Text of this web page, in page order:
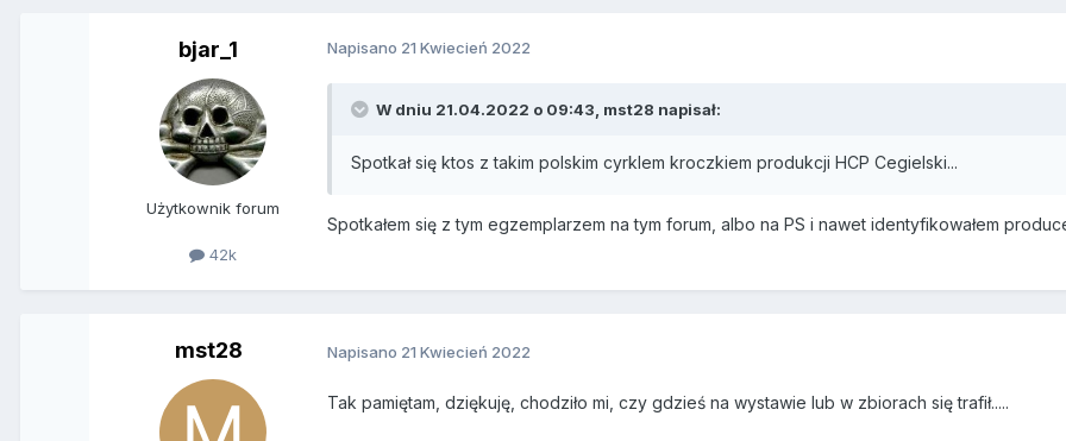
bjar_1
Użytkownik forum
42k
Napisano 21 Kwiecień 2022
W dniu 21.04.2022 o 09:43, mst28 napisał:
Spotkał się ktos z takim polskim cyrklem kroczkiem produkcji HCP Cegielski...
Spotkałem się z tym egzemplarzem na tym forum, albo na PS i nawet identyfikowałem
mst28 Napisano 21 Kwiecień 2022
Tak pamiętam, dziękuję, chodziło mi, czy gdzieś na wystawie lub w zbiorach się trafił.....